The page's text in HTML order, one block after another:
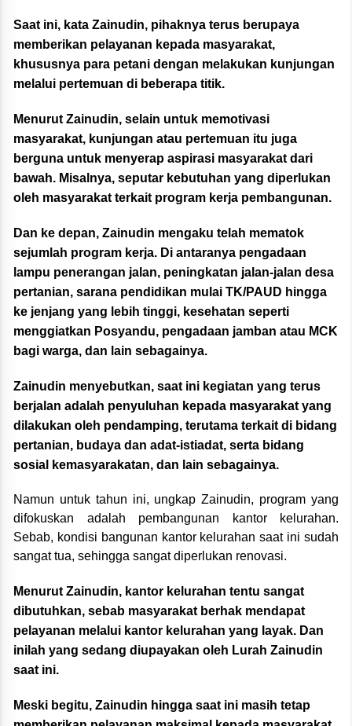
Saat ini, kata Zainudin, pihaknya terus berupaya
memberikan pelayanan kepada masyarakat,
khususnya para petani dengan melakukan kunjungan
melalui pertemuan di beberapa titik.
Menurut Zainudin, selain untuk memotivasi
masyarakat, kunjungan atau pertemuan itu juga
berguna untuk menyerap aspirasi masyarakat dari
bawah. Misalnya, seputar kebutuhan yang diperlukan
oleh masyarakat terkait program kerja pembangunan.
Dan ke depan, Zainudin mengaku telah mematok
sejumlah program kerja. Di antaranya pengadaan
lampu penerangan jalan, peningkatan jalan-jalan desa
pertanian, sarana pendidikan mulai TK/PAUD hingga
ke jenjang yang lebih tinggi, kesehatan seperti
menggiatkan Posyandu, pengadaan jamban atau MCK
bagi warga, dan lain sebagainya.
Zainudin menyebutkan, saat ini kegiatan yang terus
berjalan adalah penyuluhan kepada masyarakat yang
dilakukan oleh pendamping, terutama terkait di bidang
pertanian, budaya dan adat-istiadat, serta bidang
sosial kemasyarakatan, dan lain sebagainya.
Namun untuk tahun ini, ungkap Zainudin, program yang
difokuskan adalah pembangunan kantor kelurahan.
Sebab, kondisi bangunan kantor kelurahan saat ini sudah
sangat tua, sehingga sangat diperlukan renovasi.
Menurut Zainudin, kantor kelurahan tentu sangat
dibutuhkan, sebab masyarakat berhak mendapat
pelayanan melalui kantor kelurahan yang layak. Dan
inilah yang sedang diupayakan oleh Lurah Zainudin
saat ini.
Meski begitu, Zainudin hingga saat ini masih tetap